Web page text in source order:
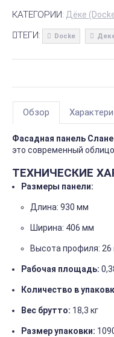
КАТЕГОРИИ: Дёке
ТЕГИ: Docke
Обзор
Фасадная панель
это современный
ТЕХНИЧЕСКИЕ
Размеры панели:
Длина: 930 мм
Ширина: 406 мм
Высотапрофиля: 26
Рабочая площадь:
Количество в
Вес брутто: 18,3 кг
Размерупаковки: